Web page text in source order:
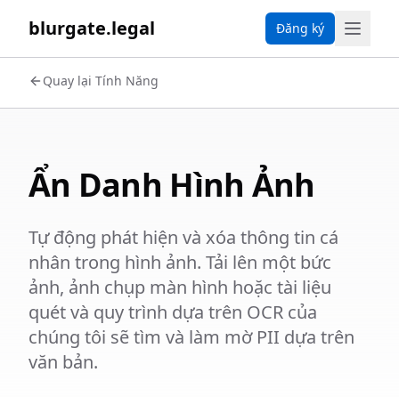
blurgate.legal Đăng ký
Quay lại Tính Năng
Ẩn Danh Hình Ảnh
Tự động phát hiện và xóa thông tin cá
nhân trong hình ảnh. Tải lên một bức
ảnh, ảnh chụp màn hình hoặc tài liệu
quét và quy trình dựa trên OCR của
chúng tôi sẽ tìm và làm mờ PII dựa trên
văn bản.